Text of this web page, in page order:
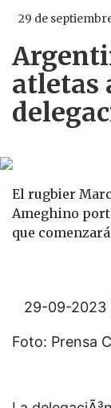
29 de
atletas
El rugbier
Ameghino
que
29-09-2023
Foto: Prensa